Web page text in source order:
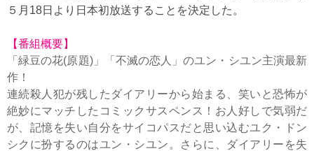
５月18日より日本初放送することを決定した。
【番組概要】
「緑豆の花(原題)」「不滅の恋人」のユン・シユン主演最新
作！
連続殺人犯が残したダイアリーから始まる、笑いと恐怖が
絶妙にマッチしたコミックサスペンス！お人好しで気弱だ
が、記憶を失い自分をサイコパスだと思い込むユク・ドン
シクに扮するのはユン・シユン。さらに、ダイアリーを失